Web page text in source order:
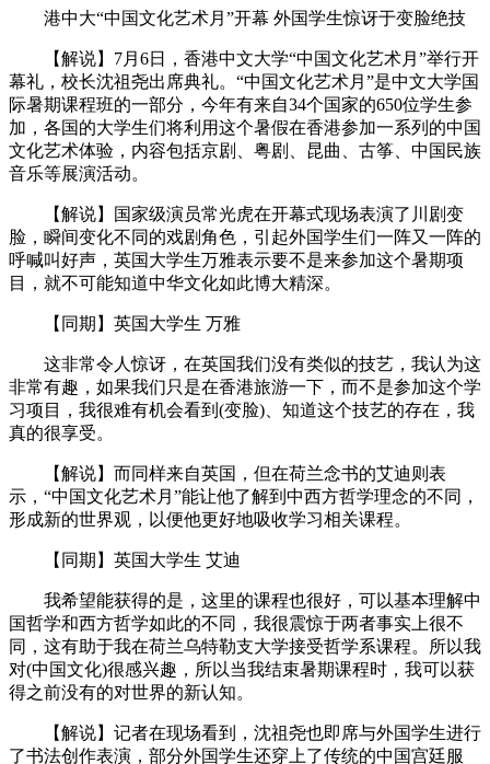
港中大“中国文化艺术月”开幕 外国学生惊讶于变脸绝技
【解说】7月6日，香港中文大学“中国文化艺术月”举行开
幕礼，校长沈祖尧出席典礼。“中国文化艺术月”是中文大学国
际暑期课程班的一部分，今年有来自34个国家的650位学生参
加，各国的大学生们将利用这个暑假在香港参加一系列的中国
文化艺术体验，内容包括京剧、粤剧、昆曲、古筝、中国民族
音乐等展演活动。
【解说】国家级演员常光虎在开幕式现场表演了川剧变
脸，瞬间变化不同的戏剧角色，引起外国学生们一阵又一阵的
呼喊叫好声，英国大学生万雅表示要不是来参加这个暑期项
目，就不可能知道中华文化如此博大精深。
【同期】英国大学生 万雅
这非常令人惊讶，在英国我们没有类似的技艺，我认为这
非常有趣，如果我们只是在香港旅游一下，而不是参加这个学
习项目，我很难有机会看到(变脸)、知道这个技艺的存在，我
真的很享受。
【解说】而同样来自英国，但在荷兰念书的艾迪则表
示，“中国文化艺术月”能让他了解到中西方哲学理念的不同，
形成新的世界观，以便他更好地吸收学习相关课程。
【同期】英国大学生 艾迪
我希望能获得的是，这里的课程也很好，可以基本理解中
国哲学和西方哲学如此的不同，我很震惊于两者事实上很不
同，这有助于我在荷兰乌特勒支大学接受哲学系课程。所以我
对(中国文化)很感兴趣，所以当我结束暑期课程时，我可以获
得之前没有的对世界的新认知。
【解说】记者在现场看到，沈祖尧也即席与外国学生进行
了书法创作表演，部分外国学生还穿上了传统的中国宫廷服